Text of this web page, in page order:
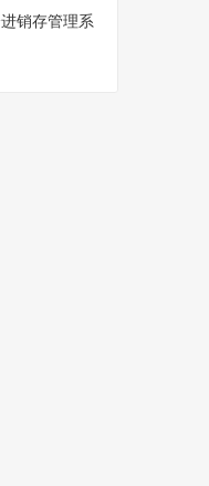
销存管理系